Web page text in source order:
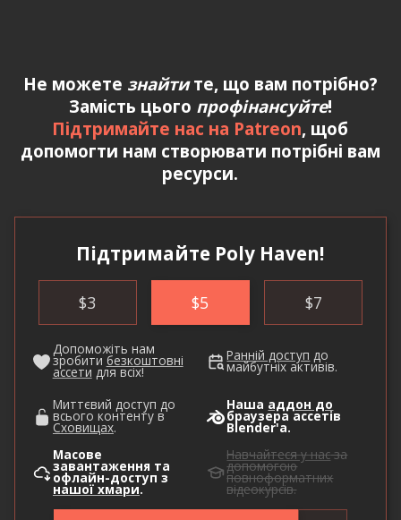
Не можете знайтите, що вам потрібно?
Замість цього профінансуйте!
Підтримайте нас на Patreon, щоб
допомогти нам створювати потрібні вам
ресурси.
Підтримайте Poly Haven!
$3 $5 $7
Допоможіть нам
зробити безкоштовні
ассети для всіх!
Ранній доступ до
майбутніх активів.
Миттєвий доступ до
всього контенту в
Сховищах.
Наша аддон до
браузера ассетів
Blender'а.
Масове
завантаження та
офлайн-доступ з
нашої хмари.
Навчайтеся у насза
допомогою
повноформатних
відеокурсів.